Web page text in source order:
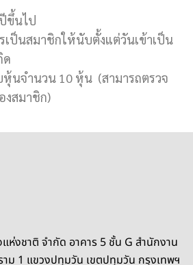
ขึ้นไป
เป็นสมาชิกให้นับตั้งแต่วันเข้าเป็น
ด
หุ้นจำนวน 10 หุ้น (สามารถตรวจ
สมาชิก)
งชาติ จำกัด อาคาร 5 ชั้น G สำนักงาน
ม 1 แขวงปทุมวัน เขตปทุมวัน กรุงเทพฯ